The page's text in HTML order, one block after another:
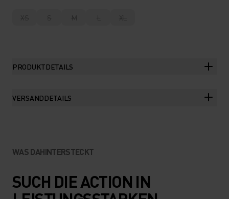
XS S M L XL
PRODUKTDETAILS
VERSANDDETAILS
WAS DAHINTERSTECKT
SUCH DIE ACTION IN